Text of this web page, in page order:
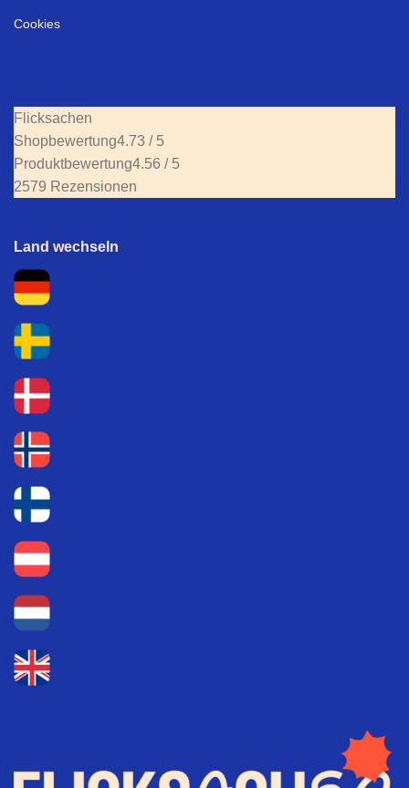
Cookies
Flicksachen
Shopbewertung4.73 / 5
Produktbewertung4.56 / 5
2579 Rezensionen
Land wechseln